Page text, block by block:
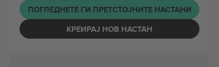
ПОГЛЕДНЕТЕ ГИ ПРЕТСТОЈНИТЕ НАСТАНИ
КРЕИРАЈ НОВ НАСТАН